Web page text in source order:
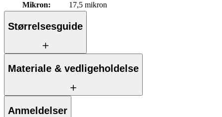
Mikron: 17,5 mikron
Størrelsesguide
Materiale & vedligeholdelse
Anmeldelser